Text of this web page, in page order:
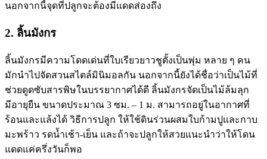
นอกจากนี้จุดที่ปลูกจะต้องมีแดดส่องถึง
2. ลิ้นมังกร
ลิ้นมังกรมีความโดดเด่นที่ใบเรียวยาวชูตั้งเป็นพุ่ม หลาย ๆ คน
มักนำไปจัดสวนสไตล์มินิมอลกัน นอกจากนี้ยังได้ชื่อว่าเป็นไม้ที่
ช่วยดูดซับสารพิษในบรรยากาศได้ดี ลิ้นมังกรจัดเป็นไม้ล้มลุก
มีอายุยืน ขนาดประมาณ 3 ซม. – 1 ม. สามารถอยู่ในอากาศที่
ร้อนและแล้งได้ วิธีการปลูก ให้ใช้ดินร่วนผสมใบก้ามปูและกาบ
มะพร้าว รดน้ำเช้า-เย็น และถ้าจะปลูกให้สวยแนะนำว่าให้โดน
แดดแค่ครึ่งวันก็พอ